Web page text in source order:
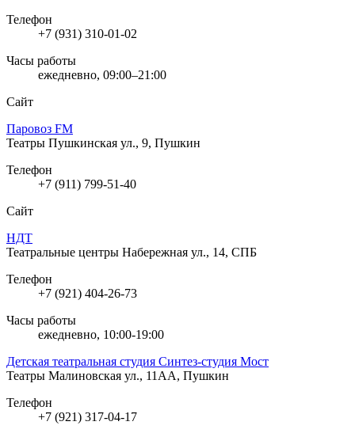
Телефон
+7 (931) 310-01-02
Часы работы
ежедневно, 09:00–21:00
Сайт
Паровоз FM
Театры Пушкинская ул., 9, Пушкин
Телефон
+7 (911) 799-51-40
Сайт
НДТ
Театральные центры Набережная ул., 14, СПБ
Телефон
+7 (921) 404-26-73
Часы работы
ежедневно, 10:00-19:00
Детская театральная студия Синтез-студия Мост
Театры Малиновская ул., 11АА, Пушкин
Телефон
+7 (921) 317-04-17